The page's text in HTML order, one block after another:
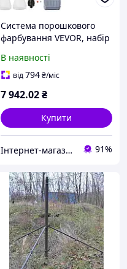
Система порошкового
фарбування VEVOR, набір
електростатичного
покриття на 50 кВ,
ножний
В наявності
від794₴/міс
7 942.02₴
Купити
Інтернет-магазин Premium Pro 91%